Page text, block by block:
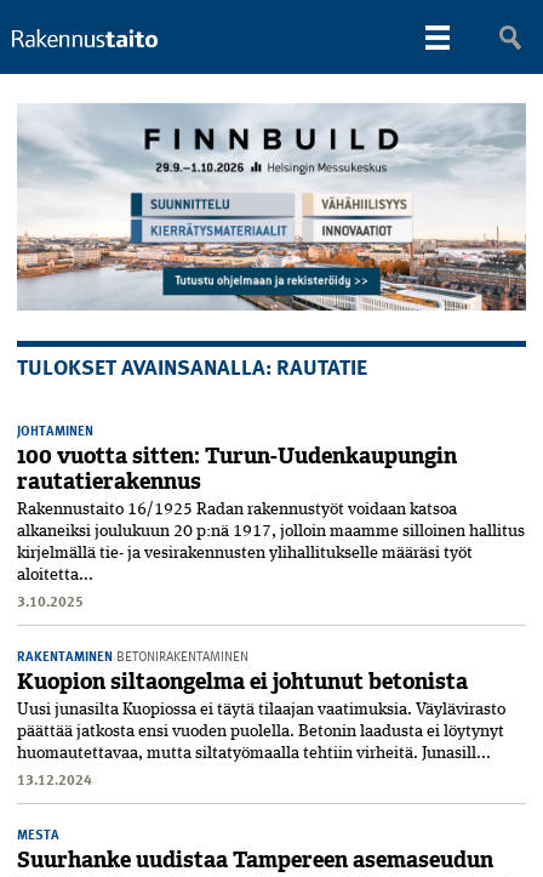
TULOKSET AVAINSANALLA: RAUTATIE
JOHTAMINEN
100 vuotta sitten: Turun-Uudenkaupungin
rautatierakennus
Rakennustaito 16/1925 Radan rakennustyöt voidaan katsoa
alkaneiksi joulukuun 20 p:nä 1917, jolloin maamme silloinen hallitus
kirjelmällä tie- ja vesirakennusten ylihallitukselle määräsi työt
aloitetta...
3.10.2025
RAKENTAMINEN BETONIRAKENTAMINEN
Kuopion siltaongelma ei johtunut betonista
Uusi junasilta Kuopiossa ei täytä tilaajan vaatimuksia. Väylävirasto
päättää jatkosta ensi vuoden puolella. Betonin laadusta ei löytynyt
huomautettavaa, mutta siltatyömaalla tehtiin virheitä. Junasill...
13.12.2024
MESTA
Suurhanke uudistaa Tampereen asemaseudun